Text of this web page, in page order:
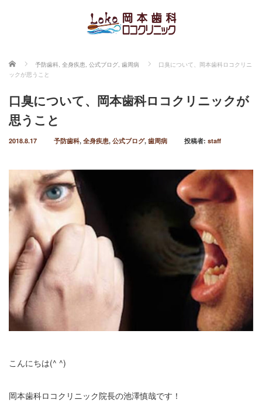
ホーム 予防歯科, 全身疾患, 公式ブログ, 歯周病
口臭について、岡本歯科ロコクリニ
ックが思うこと
口臭について、岡本歯科ロコクリニックが
思うこと
2018.8.17 予防歯科, 全身疾患, 公式ブログ, 歯周病 投稿者: staff
こんにちは(^ ^)
岡本歯科ロコクリニック院長の池澤慎哉です！